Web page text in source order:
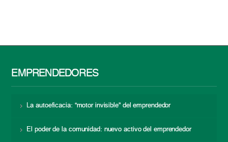
EMPRENDEDORES
La autoeficacia: “motor invisible” del emprendedor
El poder de la comunidad: nuevo activo del emprendedor